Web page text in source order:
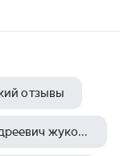
отзывы
допишите предложение василий андреевич жуковский писал стихи